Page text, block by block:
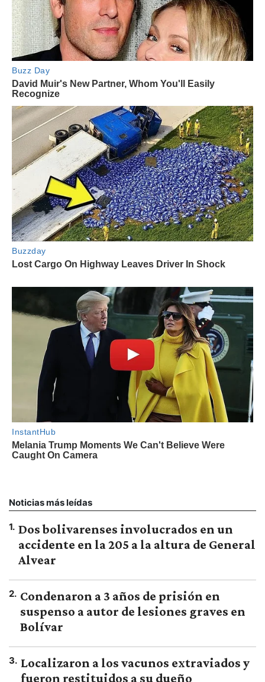
Noticias más leídas
1. Dos bolivarenses involucrados en un
accidente en la 205 a la altura de General
Alvear
2. Condenaron a 3 años de prisión en
suspenso a autor de lesiones graves en
Bolívar
3. Localizaron a los vacunos extraviados y
fueron restituidos a su dueño